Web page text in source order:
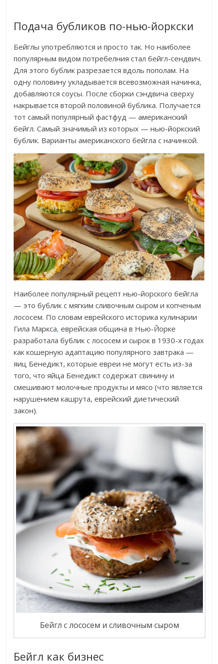
Подача бубликов по-нью-йоркски
Бейглы употребляются и просто так. Но наиболее
популярным видом потребелния стал бейгл-сендвич.
Для этого бублик разрезается вдоль пополам. На
одну половину укладывается всевозможная начинка,
добавляются соусы. После сборки сэндвича сверху
накрывается второй половиной бублика. Получается
тот самый популярный фастфуд — американский
бейгл. Самый значимый из которых — нью-йоркский
бублик. Варианты американского бейгла с начинкой.
Наиболее популярный рецепт нью-йорского бейгла
— это бублик с мягким сливочным сыром и копченым
лососем. По словам еврейского историка кулинарии
Гила Маркса, еврейская община в Нью-Йорке
разработала бублик с лососем и сырок в 1930-х годах
как кошерную адаптацию популярного завтрака —
яиц Бенедикт, которые евреи не могут есть из-за
того, что яйца Бенедикт содержат свинину и
смешивают молочные продукты и мясо (что является
нарушением кашрута, еврейский диетический
закон).
Бейгл с лососем и сливочным сыром
Бейгл как бизнес